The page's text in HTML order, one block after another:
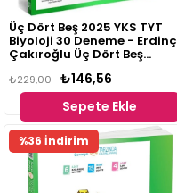
Üç Dört Beş 2025 YKS TYT
Biyoloji 30 Deneme - Erdinç
Çakıroğlu Üç Dört Beş
Yayınları
₺146,56
₺229,00
Sepete Ekle
%36 İndirim